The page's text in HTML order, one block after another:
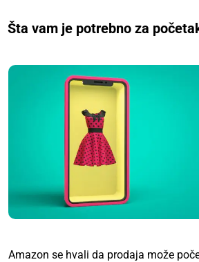
Šta vam je potrebno za
Amazon se hvali da prodaja može